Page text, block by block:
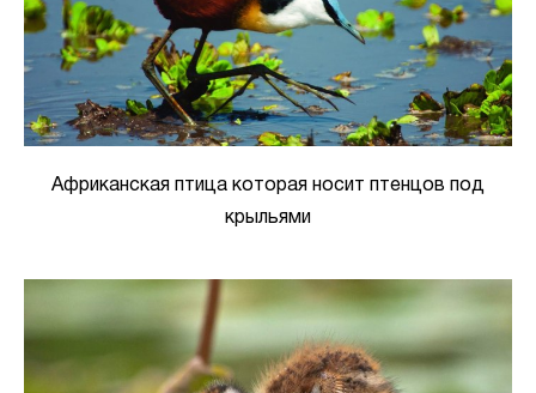
Африканская птица которая носит птенцов под
крыльями